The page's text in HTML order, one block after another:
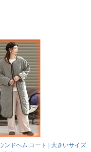
ンドヘム コート | 大きいサイズ